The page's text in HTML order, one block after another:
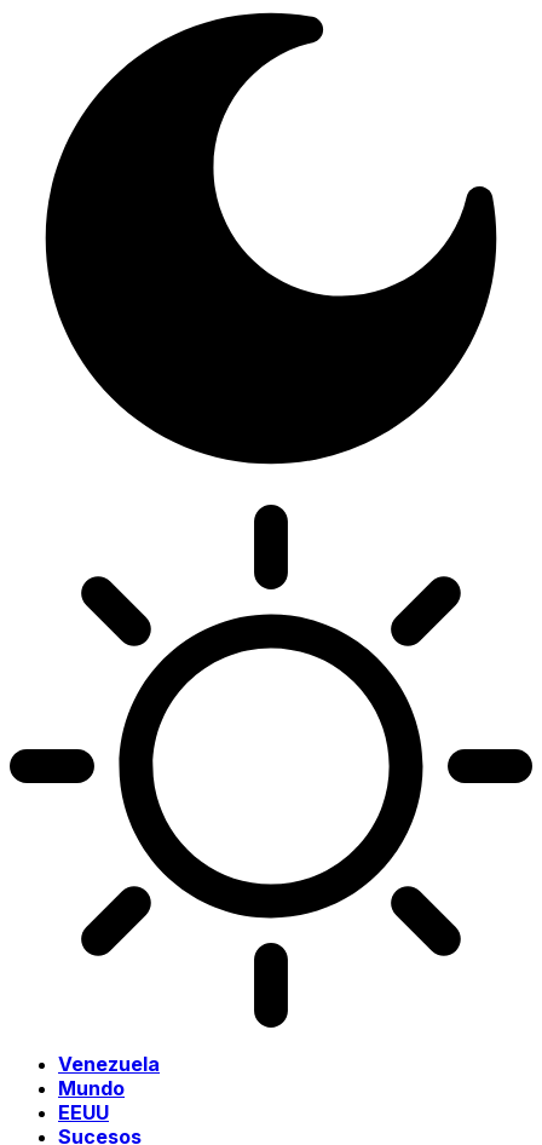
Venezuela
Mundo
EEUU
Sucesos